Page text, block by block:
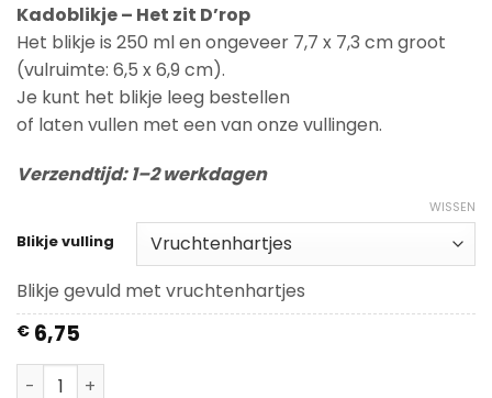
tot
€ 8,95
Kadoblikje – Het zit D’rop
Het blikje is 250 ml en ongeveer 7,7 x 7,3 cm groot
(vulruimte: 6,5 x 6,9 cm).
Je kunt het blikje leeg bestellen
of laten vullen met een van onze vullingen.
Verzendtijd: 1–2 werkdagen
Blikje vulling
WISSEN
Blikje gevuld met vruchtenhartjes
€ 6,75
Kadoblik - Het zit D'rop aantal